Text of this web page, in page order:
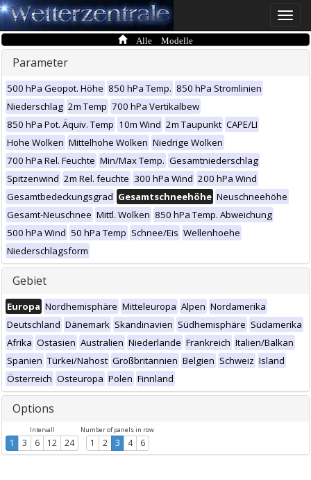
Toggle
Alle Modelle
Parameter
500 hPa Geopot. Höhe 850 hPa Temp. 850 hPa Stromlinien
Niederschlag 2m Temp 700 hPa Vertikalbew
850 hPa Pot. Äquiv. Temp 10m Wind 2m Taupunkt CAPE/LI
Hohe Wolken Mittelhohe Wolken Niedrige Wolken
700 hPa Rel. Feuchte Min/Max Temp. Gesamtniederschlag
Spitzenwind 2m Rel. feuchte 300 hPa Wind 200 hPa Wind
Gesamtbedeckungsgrad Gesamtschneehöhe Neuschneehöhe
Gesamt-Neuschnee Mittl. Wolken 850 hPa Temp. Abweichung
500 hPa Wind 50 hPa Temp Schnee/Eis Wellenhoehe
Niederschlagsform
Gebiet
Europa Nordhemisphäre Mitteleuropa Alpen Nordamerika
Deutschland Dänemark Skandinavien Südhemisphäre Südamerika
Afrika Ostasien Australien Niederlande Frankreich Italien/Balkan
Spanien Türkei/Nahost Großbritannien Belgien Schweiz Island
Österreich Osteuropa Polen Finnland
Options
Intervall
1 3 6 12 24
Number of panels in row
1 2 3 4 6